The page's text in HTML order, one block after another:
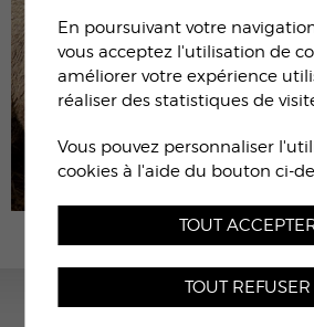
En poursuivant votre
vous acceptez l'utilisation de
améliorer votre expérience
réaliser des statistiques de
Vous pouvez personnaliser
cookies à l'aide du bouton ci-
TOUT
TOUT REFUSER